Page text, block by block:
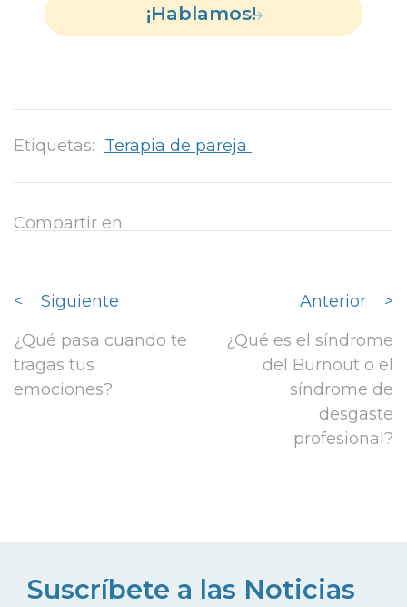
¡Hablamos!
Etiquetas: Terapia de pareja
Compartir en:
<
Siguiente
¿Qué pasa cuando te
tragas tus
emociones?
Anterior
>
¿Qué es el síndrome
del Burnout o el
síndrome de
desgaste
profesional?
Suscríbete a las Noticias